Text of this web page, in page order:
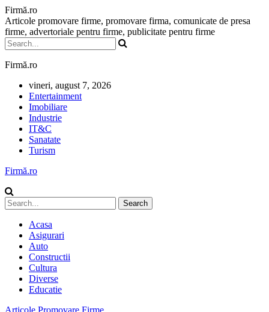
Firmă.ro
Articole promovare firme, promovare firma, comunicate de presa
firme, advertoriale pentru firme, publicitate pentru firme
Firmă.ro
vineri, august 7, 2026
Entertainment
Imobiliare
Industrie
IT&C
Sanatate
Turism
Firmă.ro
Acasa
Asigurari
Auto
Constructii
Cultura
Diverse
Educatie
Articole Promovare Firme